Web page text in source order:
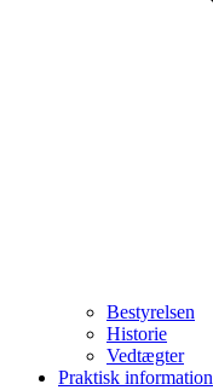
Bestyrelsen
Historie
Vedtægter
Praktisk information